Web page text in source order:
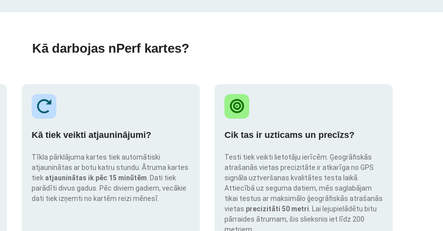
Kā darbojas nPerf kartes?
Kā tiek veikti atjauninājumi?
Tīkla pārklājuma kartes tiek automātiski
atjauninātas ar botu katru stundu. Ātruma kartes
tiek atjauninātas ik pēc 15 minūtēm . Dati tiek
parādīti divus gadus. Pēc diviem gadiem, vecākie
dati tiek izņemti no kartēm reizi mēnesī.
Cik tas ir uzticams un precīzs?
Testi tiek veikti lietotāju ierīcēm. Ģeogrāfiskās
atrašanās vietas precizitāte ir atkarīga no GPS
signāla uztveršanas kvalitātes testa laikā.
Attiecībā uz seguma datiem, mēs saglabājam
tikai testus ar maksimālo ģeogrāfiskās atrašanās
vietas precizitāti 50 metri . Lai lejupielādētu bitu
pārraides ātrumam, šis slieksnis iet līdz 200